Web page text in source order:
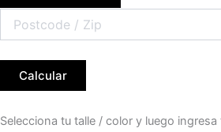
Calcular
Selecciona tu talle / color y luego